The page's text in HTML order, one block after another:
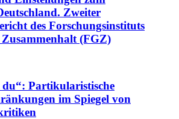
Zweiter
des Forschungsinstituts
Zusammenhalt (FGZ)
Partikularistische
im Spiegel von